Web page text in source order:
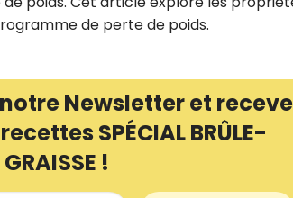
de perte de poids.
Newsletter et
SPÉCIAL BRÛLE-
GRAISSE !